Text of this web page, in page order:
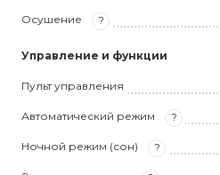
Осушение ?
Управление и функции
Пульт управления
Автоматический режим ?
Ночной режим (сон) ?